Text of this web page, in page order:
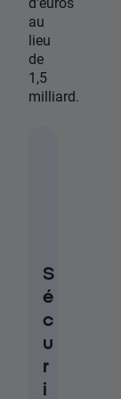
au
lieu
de
1,5
milliard.
S
é
c
u
r
i